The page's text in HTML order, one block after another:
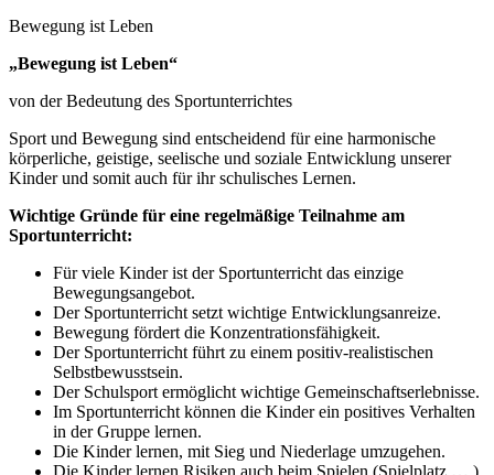
Bewegung ist Leben
„Bewegung ist Leben“
von der Bedeutung des Sportunterrichtes
Sport und Bewegung sind entscheidend für eine harmonische
körperliche, geistige, seelische und soziale Entwicklung unserer
Kinder und somit auch für ihr schulisches Lernen.
Wichtige Gründe für eine regelmäßige Teilnahme am
Sportunterricht:
Für viele Kinder ist der Sportunterricht das einzige
Bewegungsangebot.
Der Sportunterricht setzt wichtige Entwicklungsanreize.
Bewegung fördert die Konzentrationsfähigkeit.
Der Sportunterricht führt zu einem positiv-realistischen
Selbstbewusstsein.
Der Schulsport ermöglicht wichtige Gemeinschaftserlebnisse.
Im Sportunterricht können die Kinder ein positives Verhalten
in der Gruppe lernen.
Die Kinder lernen, mit Sieg und Niederlage umzugehen.